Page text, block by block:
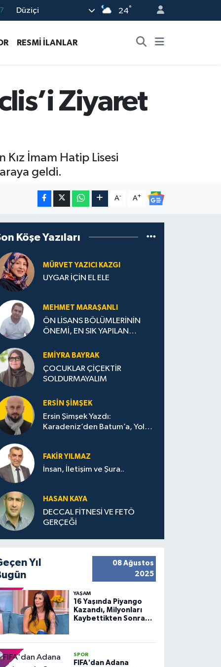
Düziçi 24°
RESMİ İLANLAR
Ziyaret
İmam Hatip Lisesi
geldi.
A- A+
Köşe Yazıları
MÜRVET YAZICI KAZGI
UYGAR İÇİN EL ELE
MEHMET MARAŞANLI
ÖN LİSANS BÖLÜMLERİNİN
ÖNEMİ, EN SIK YAPILAN
STRATEJİLERİ
EMIYRA BAYRAK
ÇOCUKLAR ÇİÇEKTİR
SOLDURMAYALIM
ERSIN ŞIMŞEK
Ersin Şimşek Yazdı:
Karadeniz’den Batum’a, Yolun
FAKIR YILMAZ
İnsan, İletişim ve Şura..
HASAN KAYA
DECCAL FİTNESİ VE FETÖ
GERÇEĞİ
Yıl
08 Ağustos
2025
YAŞAM
16 Yaşında Piyango
Kazandı, Milyonları
Kaybettikten Sonra
SPOR
FIFA'dan Adana